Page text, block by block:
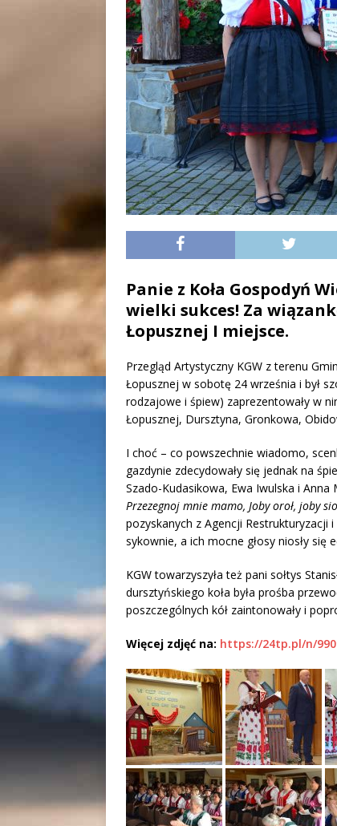
Panie z Koła Gospodyń
wielki sukces! Za
Łopusznej I miejsce.
Przegląd Artystyczny KGW z terenu
Łopusznej w sobotę 24 września i był
rodzajowe i śpiew) zaprezentowały w
Łopusznej, Dursztyna, Gronkowa,
I choć – co powszechnie wiadomo,
gazdynie zdecydowały się jednak na
Szado-Kudasikowa, Ewa Iwulska i Anna
Przezegnoj mnie mamo, Joby oroł, joby
pozyskanych z Agencji Restrukturyzacji
sykownie, a ich mocne głosy niosły się
KGW towarzyszyła też pani sołtys
dursztyńskiego koła była prośba
poszczególnych kół zaintonowały i
Więcej zdjęć na: https://24tp.pl/n/